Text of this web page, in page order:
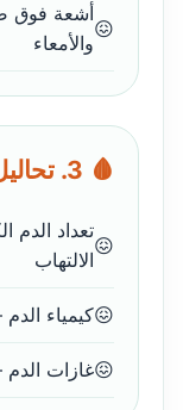
أشعة فوق
والأمعاء
🩸 3. تحاليل دموية طارئة
الالتهاب
كيمياء
غازات